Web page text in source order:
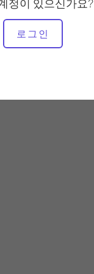
정이 있으신가요?
로그인
필요한 장비
하이 체어